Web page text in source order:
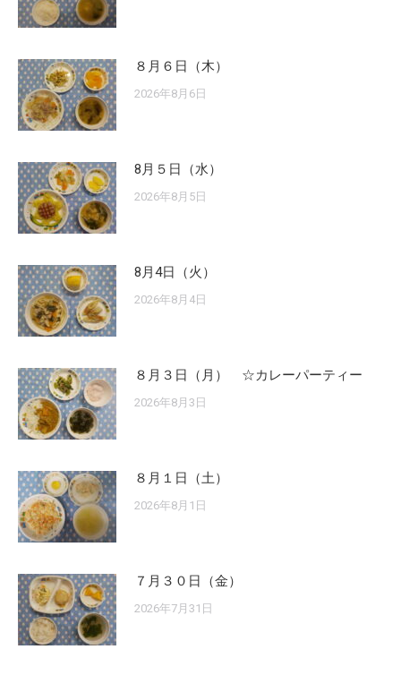
８月６日（木）
2026年8月6日
8月５日（水）
2026年8月5日
8月4日（火）
2026年8月4日
８月３日（月） ☆カレーパーティー
2026年8月3日
８月１日（土）
2026年8月1日
７月３０日（金）
2026年7月31日